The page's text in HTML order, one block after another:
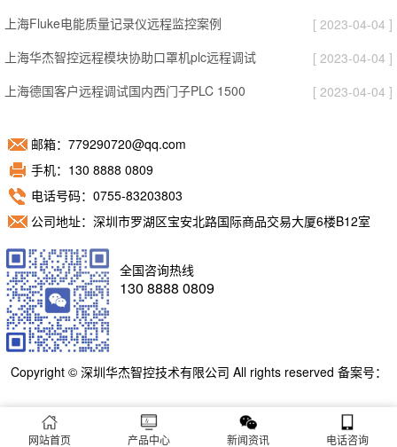
上海Fluke电能质量记录仪远程监控案例
[ 2023-04-04 ]
上海华杰智控远程模块协助口罩机plc远程调试
[ 2023-04-04 ]
上海德国客户远程调试国内西门子PLC 1500
[ 2023-04-04 ]
邮箱：779290720@qq.com
手机：130 8888 0809
电话号码：0755-83203803
公司地址：深圳市罗湖区宝安北路国际商品交易大厦6楼B12室
全国咨询热线
130 8888 0809
Copyright © 深圳华杰智控技术有限公司 All rights reserved 备案号：
网站首页 产品中心 新闻资讯 电话咨询